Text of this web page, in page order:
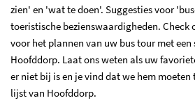
zien' en 'wat te doen'. Suggesties voor
toeristische bezienswaardigheden.
voor het plannen van uw bus tour met een
Hoofddorp. Laat ons weten als uw
er niet bij is en je vind dat we hem moeten
lijst van Hoofddorp.